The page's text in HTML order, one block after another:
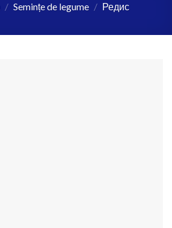
/ Semințe de legume / Редис